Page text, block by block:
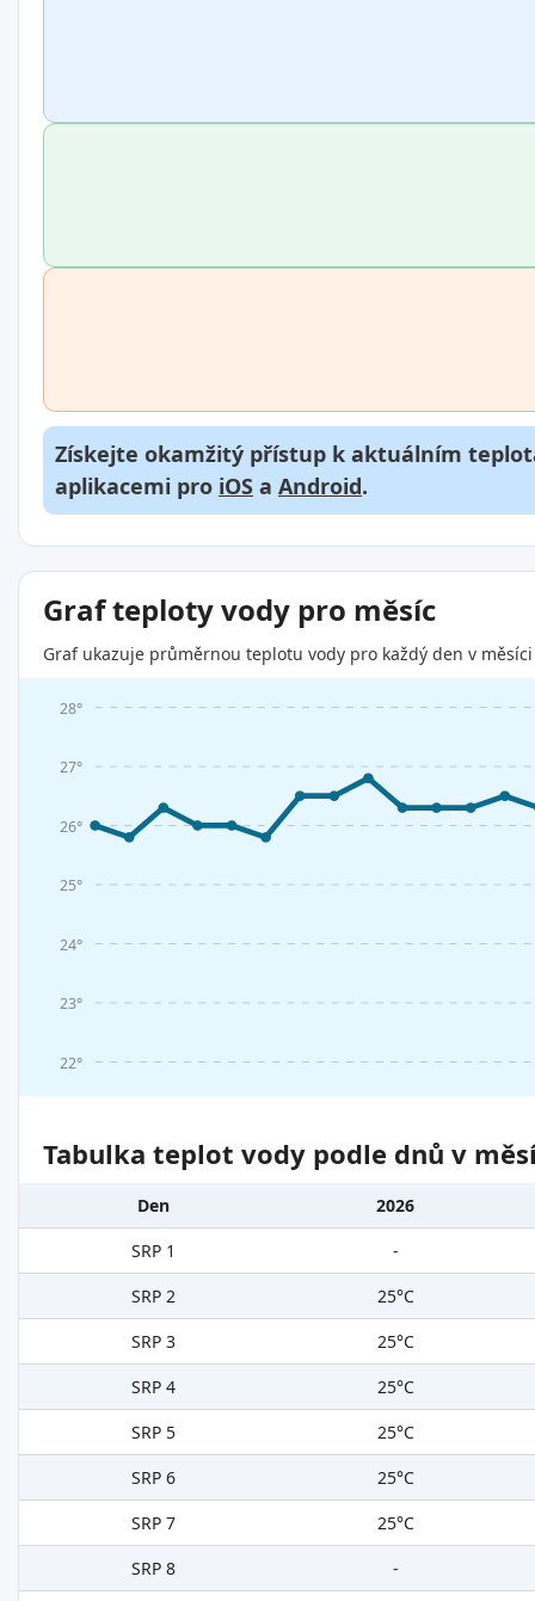
Získejte okamžitý přístup k aktuálním
aplikacemi pro iOS a Android.
Graf teploty vody pro měsíc
Graf ukazuje průměrnou teplotu vody pro každý den v
22°
23°
24°
25°
26°
27°
28°
Tabulka teplot vody podle dnů v
Den
2026
SRP 1
-
SRP 2
25°C
SRP 3
25°C
SRP 4
25°C
SRP 5
25°C
SRP 6
25°C
SRP 7
25°C
SRP 8
-